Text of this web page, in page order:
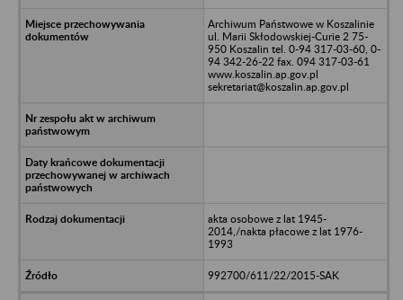
Archiwum Państwowe w Koszalinie
ul. Marii Skłodowskiej-Curie 2 75-
950 Koszalin tel. 0-94 317-03-60, 0-
94 342-26-22 fax. 094 317-03-61
www.koszalin.ap.gov.pl
sekretariat@koszalin.ap.gov.pl
akta osobowe z lat 1945-
2014,/nakta płacowe z lat 1976-
1993
992700/611/22/2015-SAK